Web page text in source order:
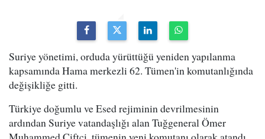
Suriye yönetimi, orduda yürüttüğü yeniden yapılanma
kapsamında Hama merkezli 62. Tümen'in komutanlığında
değişikliğe gitti.
Türkiye doğumlu ve Esed rejiminin devrilmesinin
ardından Suriye vatandaşlığı alan Tuğgeneral Ömer